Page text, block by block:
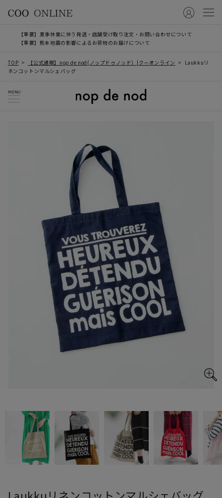
【重要】夏季休業に伴う発送・店舗受け取り注文・お問い合わせについて
【重要】熊本地震の影響によるお荷物のお届けについて
TOP 【公式通販】nop de nod(ノップドゥノッド）|クーオンライン
Laukkuリ
ネンコットンマルシェバッグ
MENU
Laukkuリネンコットンマルシェバッグ